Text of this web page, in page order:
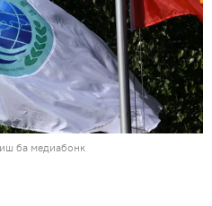
ба медиабонк